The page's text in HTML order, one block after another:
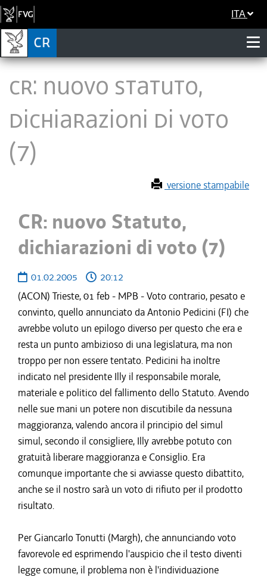
ITA
CR: nuovo Statuto,
dichiarazioni di voto
(7)
versione stampabile
CR: nuovo Statuto,
dichiarazioni di voto (7)
01.02.2005
20:12
(ACON) Trieste, 01 feb - MPB - Voto contrario, pesato e
convinto, quello annunciato da Antonio Pedicini (FI) che
avrebbe voluto un epilogo diverso per questo che era e
resta un punto ambizioso di una legislatura, ma non
troppo per non essere tentato. Pedicini ha inoltre
indicato nel presidente Illy il responsabile morale,
materiale e politico del fallimento dello Statuto. Avendo
nelle sue mani un potere non discutibile da nessuna
maggioranza, valendo ancora il principio del simul
simul, secondo il consigliere, Illy avrebbe potuto con
gratuità liberare maggioranza e Consiglio. Era
comunque importante che si avviasse questo dibattito,
anche se il nostro sarà un voto di rifiuto per il prodotto
risultato.
Per Giancarlo Tonutti (Margh), che annunciando voto
favorevole ed esprimendo l'auspicio che il testo diventi
legge comune, il problema non è l'individuazione